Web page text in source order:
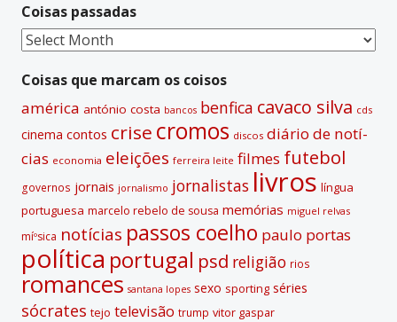
a
t
i
v
Coisas passadas
Coisas
Coisas que marcam os coisos
américa antónio costa bancos benfica cavaco silva cds
cinema contos crise cromos discos diário de notí­
cias economia eleições ferreira leite filmes futebol
governos jornais jornalismo jornalistas livros lí­ngua
portuguesa marcelo rebelo de sousa memórias miguel relvas
míºsica notí­cias passos coelho paulo portas
polí­tica portugal psd religião rios
romances santana lopes sexo sporting séries
sócrates tejo televisão trump vitor gaspar